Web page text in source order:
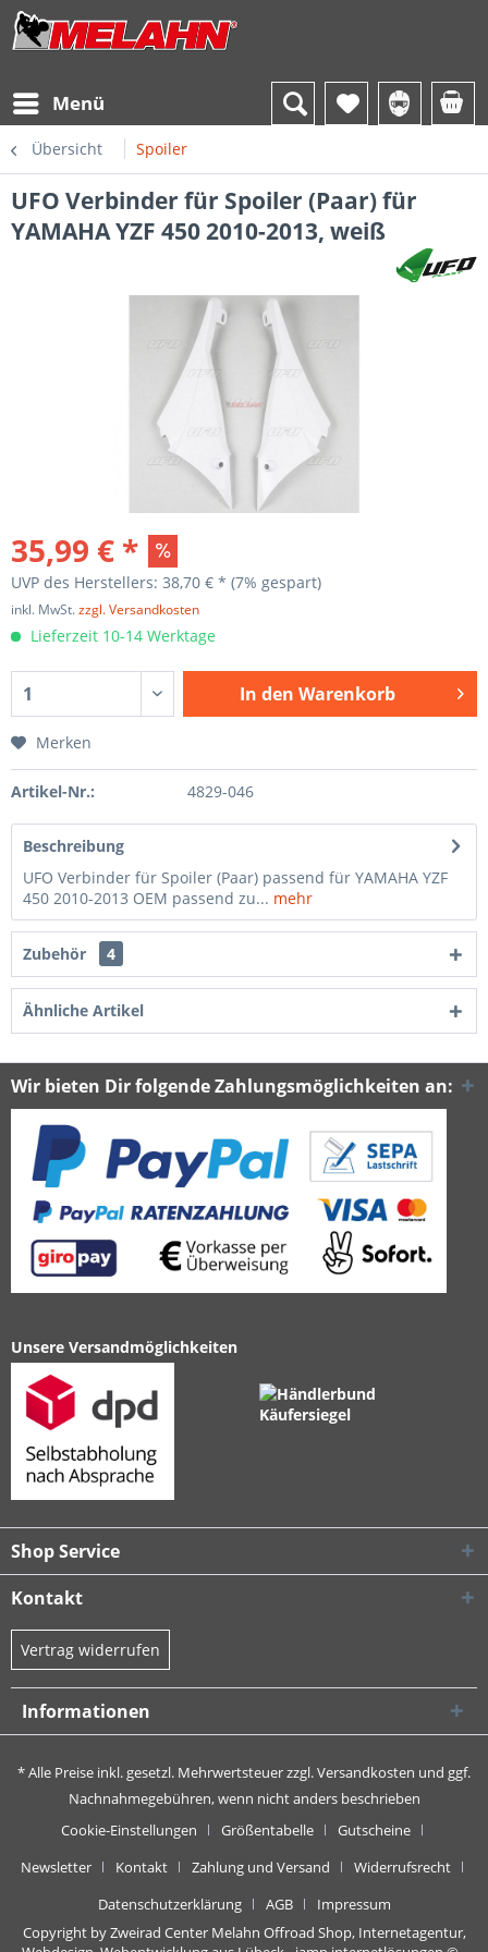
Menü
Übersicht Spoiler
UFO Verbinder für Spoiler (Paar) für
YAMAHA YZF 450 2010-2013, weiß
35,99 € *
UVP des Herstellers: 38,70 € * (7% gespart)
inkl. MwSt.zzgl. Versandkosten
Lieferzeit 10-14 Werktage
In den Warenkorb
Merken
Artikel-Nr.: 4829-046
Beschreibung
UFO Verbinder für Spoiler (Paar) passend für YAMAHA YZF
450 2010-2013 OEM passend zu... mehr
Zubehör 4
Ähnliche Artikel
Wir bieten Dir folgende Zahlungsmöglichkeiten an:
Unsere Versandmöglichkeiten
Shop Service
Kontakt
Vertrag widerrufen
Informationen
* Alle Preise inkl. gesetzl. Mehrwertsteuer zzgl.Versandkosten und ggf.
Nachnahmegebühren, wenn nicht anders beschrieben
Cookie-Einstellungen
Größentabelle
Gutscheine
Newsletter
Kontakt Zahlung und Versand
Widerrufsrecht
Datenschutzerklärung
AGB
Impressum
Copyright by Zweirad Center Melahn Offroad Shop, Internetagentur,